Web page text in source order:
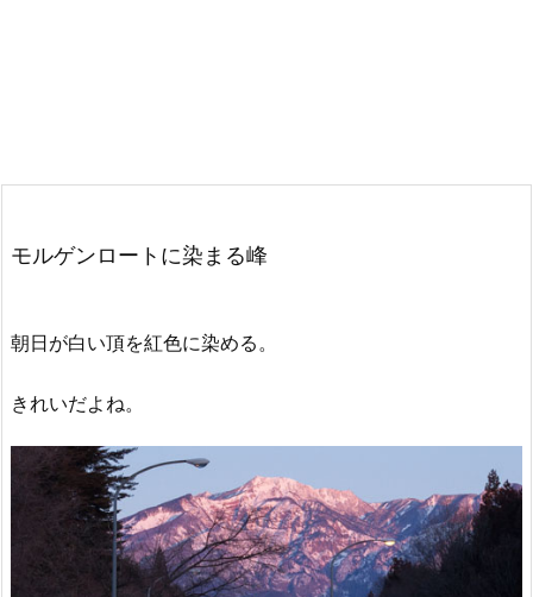
モルゲンロートに染まる峰
朝日が白い頂を紅色に染める。
きれいだよね。